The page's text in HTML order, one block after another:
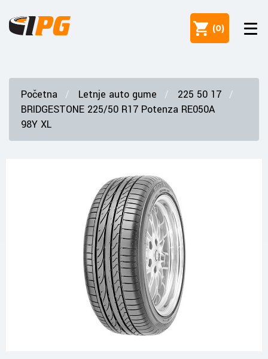
(0)
Početna Letnje auto gume
225 50 17
BRIDGESTONE 225/50 R17 Potenza RE050A
98Y XL